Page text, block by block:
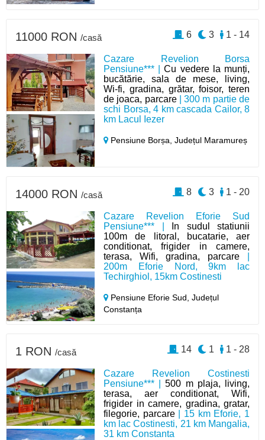
Cazare Revelion Borsa
Pensiune*** |Cu vedere la munți,
bucătărie, sala de mese, living,
Wi-fi, gradina, grătar, foisor, teren
de joaca, parcare| 300 m partie de
schi Borsa, 4 km cascada Cailor, 8
km Lacul Iezer
Pensiune Borșa,Județul Maramureș
11000 RON /casă 1 - 14
3
6
Cazare Revelion Eforie Sud
Pensiune*** |
In sudul statiunii
100m de litoral, bucatarie, aer
conditionat, frigider in camere,
terasa, Wifi, gradina, parcare
200m Eforie Nord, 9km lac
Techirghiol, 15km Costinesti
Pensiune Eforie Sud,Județul
Constanța
14000 RON /casă 1 - 20
3
8
Cazare Revelion Costinesti
Pensiune*** |500 m plaja, living,
terasa, aer conditionat, Wifi,
frigider in camere, gradina, gratar,
filegorie, parcare| 15 km Eforie, 1
km lac Costinesti, 21 km Mangalia,
31 km Constanta
1 RON /casă 1 - 28
1
14